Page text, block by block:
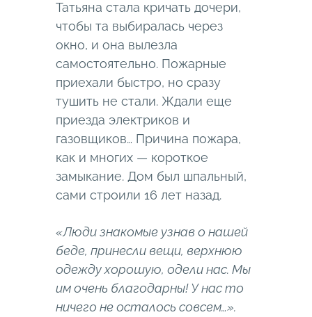
Татьяна стала кричать дочери,
чтобы та выбиралась через
окно, и она вылезла
самостоятельно. Пожарные
приехали быстро, но сразу
тушить не стали. Ждали еще
приезда электриков и
газовщиков… Причина пожара,
как и многих — короткое
замыкание. Дом был шпальный,
сами строили 16 лет назад.
«Люди знакомые узнав о нашей
беде, принесли вещи, верхнюю
одежду хорошую, одели нас. Мы
им очень благодарны! У нас то
ничего не осталось совсем…».